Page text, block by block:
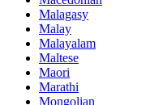
Malagasy
Malay
Malayalam
Maltese
Maori
Marathi
Mongolian